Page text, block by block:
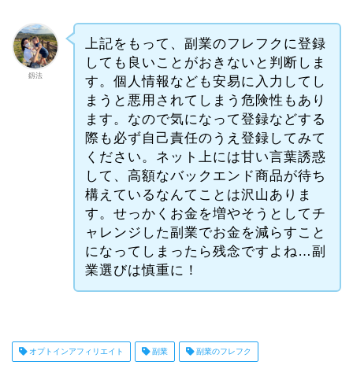
釼法
上記をもって、副業のフレフクに登録
しても良いことがおきないと判断しま
す。個人情報なども安易に入力してし
まうと悪用されてしまう危険性もあり
ます。なので気になって登録などする
際も必ず自己責任のうえ登録してみて
ください。ネット上には甘い言葉誘惑
して、高額なバックエンド商品が待ち
構えているなんてことは沢山ありま
す。せっかくお金を増やそうとしてチ
ャレンジした副業でお金を減らすこと
になってしまったら残念ですよね…副
業選びは慎重に！
オプトインアフィリエイト 副業 副業のフレフク